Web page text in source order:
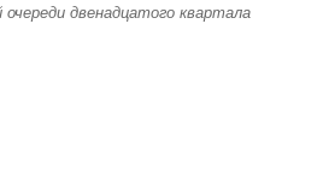
очереди двенадцатого квартала